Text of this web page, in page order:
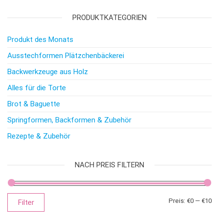
PRODUKTKATEGORIEN
Produkt des Monats
Ausstechformen Plätzchenbäckerei
Backwerkzeuge aus Holz
Alles für die Torte
Brot & Baguette
Springformen, Backformen & Zubehör
Rezepte & Zubehör
NACH PREIS FILTERN
Filter Preis: €0 — €10